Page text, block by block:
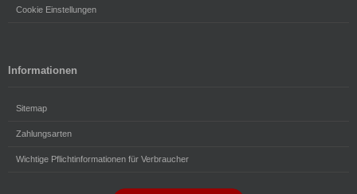
Cookie Einstellungen
Informationen
Sitemap
Zahlungsarten
Wichtige Pflichtinformationen für Verbraucher